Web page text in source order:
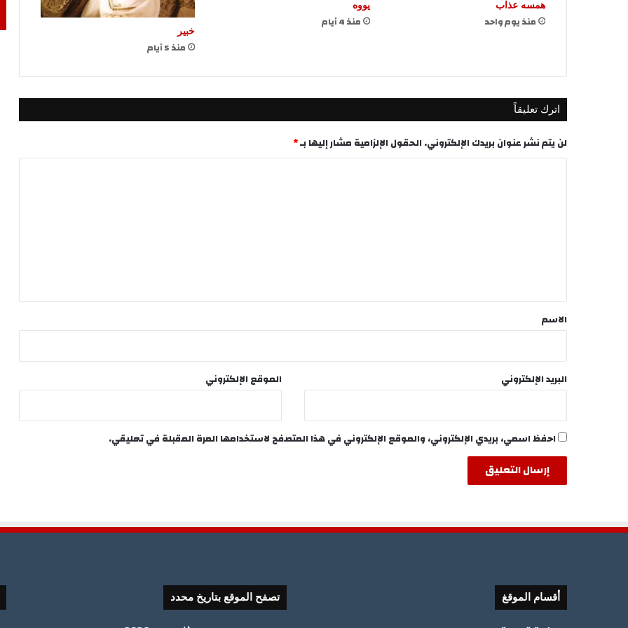
همسه عذاب
منذ يوم واحد
يووه
منذ 4 أيام
خبير
منذ 5 أيام
اترك تعليقاً
لن يتم نشر عنوان بريدك الإلكتروني. الحقول الإلزامية مشار إليها بـ*
*
الاسم
البريد الإلكتروني الموقع الإلكتروني
احفظ اسمي، بريدي الإلكتروني، والموقع الإلكتروني في هذا المتصفح لاستخدامها المرة المقبلة في تعليقي.
أقسام الموقغ تصفح الموقع بتاريخ محدد